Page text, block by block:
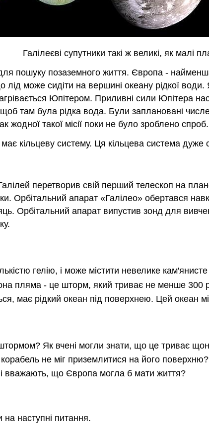
Галілеєві супутники такі ж великі, як малі
пошуку позаземного життя. Європа -
може сидіти на вершині океану рідкої
Юпітером. Приливні сили Юпітера
там була рідка вода. Були заплановані
жодної такої місії поки не було зроблено спроб.
кільцеву систему. Ця кільцева система дуже
перетворив свій перший телескоп на
Орбітальний апарат «Галілео» обертався
Орбітальний апарат випустив зонд для
гелію, і може містити невелике
пляма - це шторм, який триває не менше 300
має рідкий океан під поверхнею. Цей океан
Як вчені могли знати, що це триває
не міг приземлитися на його поверхню?
вважають, що Європа могла б мати життя?
наступні питання.